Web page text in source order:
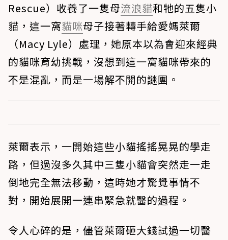
Rescue）收養了一隻母流浪貓和牠的五隻小
貓，這一窩貓咪母子接著轉手給愛媽萊爾
（Macy Lyle）處理，她原本以為會迎來經典
的貓咪育幼挑戰，沒想到這一窩貓咪帶來的
不是混亂，而是一場解不開的謎團。
萊爾表示，一開始這些小貓搖搖晃晃的學走
路，但過沒多久其中三隻小貓會突然走一走
倒地完全無法移動，這時她才驚覺事情不
對，開始展開一連串緊急就醫的過程。
令人心碎的是，儘管萊爾砸大錢試過一切醫